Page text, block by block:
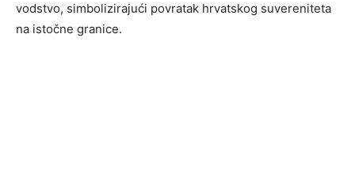
vodstvo, simbolizirajući povratak hrvatskog suvereniteta
na istočne granice.